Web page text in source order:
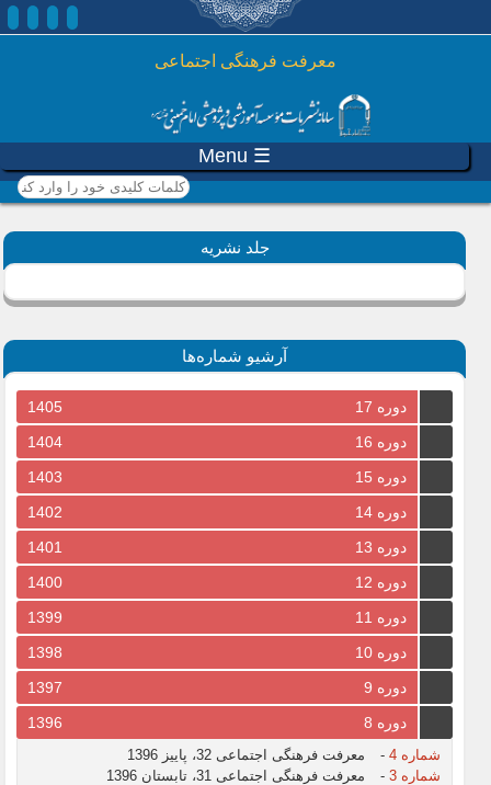
رفتن به محتوای اصلی
معرفت فرهنگی اجتماعی
☰ Menu
کلمات کلیدی خود را وارد
کنید
جلد نشریه
آرشیو شماره‌ها
دوره 17
1405
دوره 16
1404
دوره 15
1403
دوره 14
1402
دوره 13
1401
دوره 12
1400
دوره 11
1399
دوره 10
1398
دوره 9
1397
دوره 8
1396
شماره 4 -
معرفت فرهنگی اجتماعی 32، پاییز 1396
شماره 3
-
معرفت فرهنگی اجتماعی 31، تابستان 1396